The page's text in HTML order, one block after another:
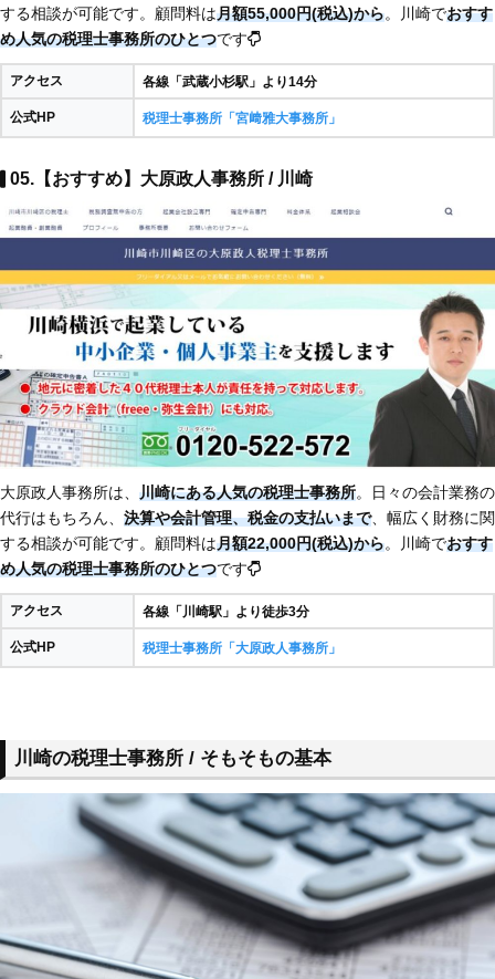
する相談が可能です。顧問料は月額55,000円(税込)から。川崎でおすす
め人気の税理士事務所のひとつです
アクセス 各線「武蔵小杉駅」より14分
公式HP 税理士事務所「宮﨑雅大事務所」
05.【おすすめ】大原政人事務所 / 川崎
大原政人事務所は、 川崎にある人気の税理士事務所。日々の会計業務の
代行はもちろん、 決算や会計管理、税金の支払いまで、幅広く財務に関
する相談が可能です。顧問料は月額22,000円(税込)から。川崎でおすす
め人気の税理士事務所のひとつです
アクセス 各線「川崎駅」より徒歩3分
公式HP 税理士事務所「大原政人事務所」
川崎の税理士事務所 / そもそもの基本